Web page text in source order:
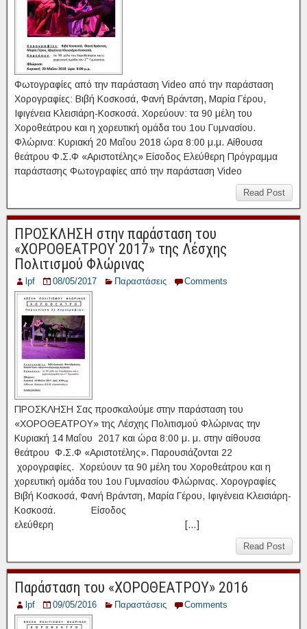
Φωτογραφίες από την παράσταση Video από την παράσταση
Χορογραφίες: Βιβή Κοσκοσά, Φανή Βράντση, Μαρία Γέρου,
Ιφιγένεια Κλεισιάρη-Κοσκοσά. Χορεύουν: τα 90 μέλη του
Χοροθεάτρου και η χορευτική ομάδα του 1ου Γυμνασίου.
Φλώρινα: Κυριακή 20 Μαΐου 2018 ώρα 8:00 μ.μ. Αίθουσα
θεάτρου Φ.Σ.Φ «Αριστοτέλης» Είσοδος Ελεύθερη Πρόγραμμα
παράστασης Φωτογραφίες από την παράσταση Video
Read Post
ΠΡΟΣΚΛΗΣΗ στην παράσταση του
«ΧΟΡΟΘΕΑΤΡΟΥ 2017» της Λέσχης
Πολιτισμού Φλώρινας
lpf 08/05/2017 Παραστάσεις Comments
ΠΡΟΣΚΛΗΣΗ Σας προσκαλούμε στην παράσταση του
«ΧΟΡΟΘΕΑΤΡΟΥ» της Λέσχης Πολιτισμού Φλώρινας την
Κυριακή 14 Μαΐου 2017 και ώρα 8:00 μ. μ. στην αίθουσα
θεάτρου Φ.Σ.Φ «Αριστοτέλης». Παρουσιάζονται 22
χορογραφίες. Χορεύουν τα 90 μέλη του Χοροθεάτρου και η
χορευτική ομάδα του 1ου Γυμνασίου Φλώρινας. Χορογραφίες
Βιβή Κοσκοσά, Φανή Βράντση, Μαρία Γέρου, Ιφιγένεια Κλεισιάρη-
Κοσκοσά. Είσοδος
ελεύθερη […]
Read Post
Παράσταση του «ΧΟΡΟΘΕΑΤΡΟΥ» 2016
lpf 09/05/2016 Παραστάσεις Comments